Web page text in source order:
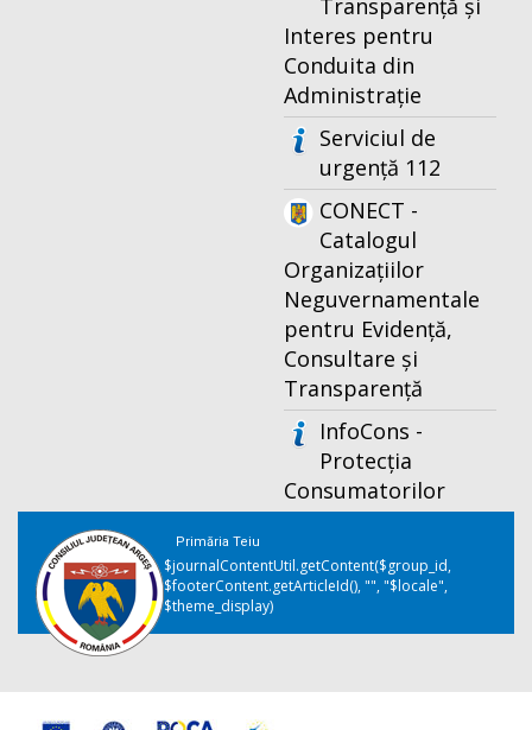
Transparență și
Interes pentru
Conduita din
Administrație
Serviciul de
urgență 112
CONECT -
Catalogul
Organizațiilor
Neguvernamentale
pentru Evidență,
Consultare și
Transparență
InfoCons -
Protecția
Consumatorilor
Primăria Teiu
$journalContentUtil.getContent($group_id,
$footerContent.getArticleId(), "", "$locale",
$theme_display)